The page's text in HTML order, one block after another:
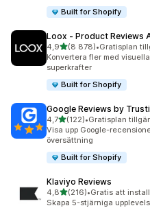
Built for Shopify
Loox ‑ Product Reviews
4,9av 5 stjärnor
(8 878)
8878 recensioner totalt
•Gratisplan
Konvertera fler med
superkrafter
Built for Shopify
Google Reviews by
4,7av 5 stjärnor
(122)
122 recensioner totalt
•Gratisplan
Visa upp Google-
översättning
Built for Shopify
Klaviyo Reviews
4,8av 5 stjärnor
(216)
216 recensioner totalt
•Gratis att
Skapa 5-stjärniga